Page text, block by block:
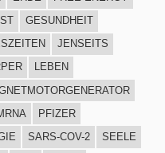
GESUNDHEIT
JENSEITS
LEBEN
PFIZER
SARS-COV-2
SEELE